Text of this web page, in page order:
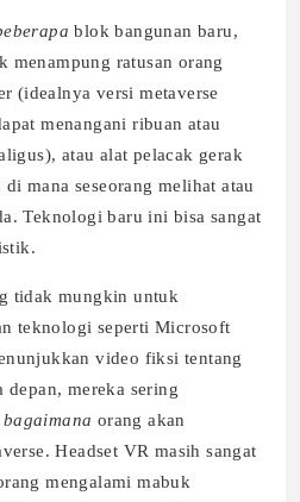
blok bangunan baru,
menampung ratusan orang
(idealnya versi metaverse
menangani ribuan atau
atau alat pelacak gerak
mana seseorang melihat atau
Teknologi baru ini bisa sangat
tidak mungkin untuk
teknologi seperti Microsoft
video fiksi tentang
depan, mereka sering
bagaimana orang akan
Headset VR masih sangat
mengalami mabuk